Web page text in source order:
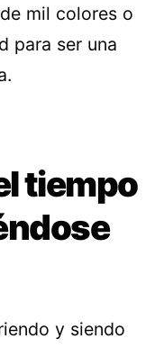
mil colores o
para ser una
tiempo
y siendo